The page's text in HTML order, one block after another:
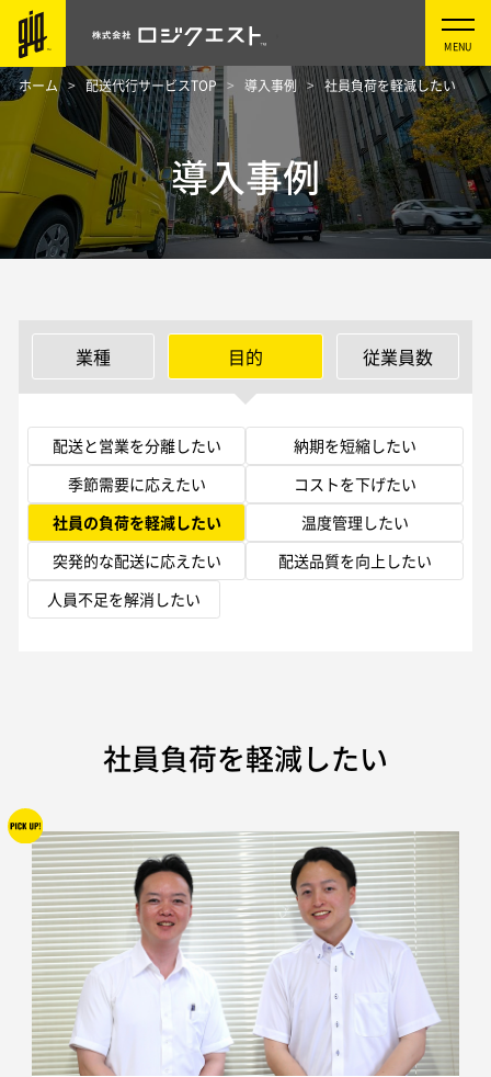
導入事例
ホーム 配送代行サービスTOP 導入事例 社員負荷を軽減したい
業種 目的 従業員数
配送と営業を分離したい
納期を短縮したい
季節需要に応えたい
コストを下げたい
社員の負荷を軽減したい
温度管理したい
突発的な配送に応えたい
配送品質を向上したい
人員不足を解消したい
社員負荷を軽減したい